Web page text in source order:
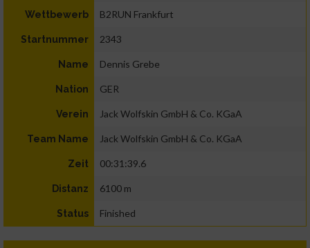
Wettbewerb B2RUN Frankfurt
Startnummer 2343
Name Dennis Grebe
Nation GER
Verein Jack Wolfskin GmbH & Co. KGaA
Team Name Jack Wolfskin GmbH & Co. KGaA
Zeit 00:31:39.6
Distanz 6100 m
Status Finished